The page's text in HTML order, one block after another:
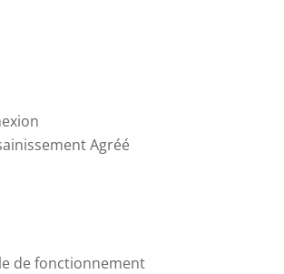
Agréé
de fonctionnement